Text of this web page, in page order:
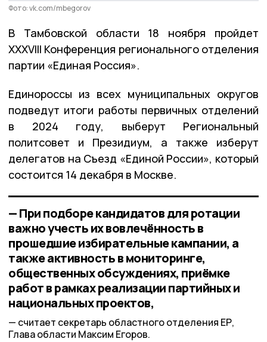
Фото: vk.com/mbegorov
В Тамбовской области 18 ноября пройдет
XXXVIII Конференция регионального отделения
партии «Единая Россия».
Единороссы из всех муниципальных округов
подведут итоги работы первичных отделений
в 2024 году, выберут Региональный
политсовет и Президиум, а также изберут
делегатов на Съезд «Единой России», который
состоится 14 декабря в Москве.
— При подборе кандидатов для ротации
важно учесть их вовлечённость в
прошедшие избирательные кампании, а
также активность в мониторинге,
общественных обсуждениях, приёмке
работ в рамках реализации партийных и
национальных проектов,
считает секретарь областного отделения ЕР,
Глава области Максим Егоров.